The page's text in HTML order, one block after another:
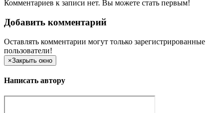
Комментариев к записи нет. Вы можете стать первым!
Добавить комментарий
Оставлять комментарии могут только зарегистрированные
пользователи!
×Закрыть окно
Написать автору